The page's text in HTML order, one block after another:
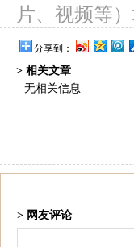
片、视频等
分享到：
> 相关文章
无相关信息
> 网友评论